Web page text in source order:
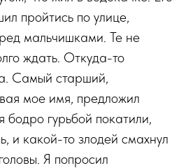
пройтись по улице,
мальчишками. Те не
ждать. Откуда-то
Самый старший,
мое имя, предложил
бодро гурьбой покатили,
и какой-то злодей смахнул
Я попросил